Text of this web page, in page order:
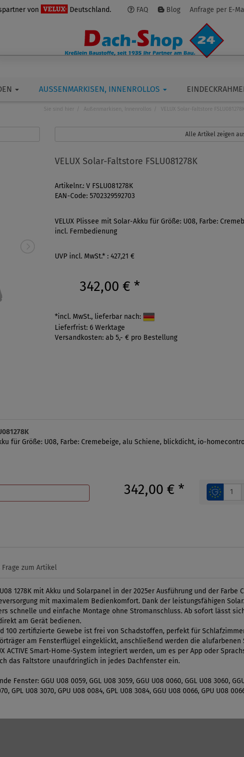
von Deutschland. FAQ Blog Anfrage per E-
AUSSENMARKISEN, INNENROLLOS
Sie sind hier Außenmarkisen, Innenrollos VELUX Solar-Faltstore
Alle Artikel zeigen
VELUX Solar-Faltstore FSLU081278K
Artikelnr.: V FSLU081278K
EAN-Code: 5702329592703
VELUX Plissee mit Solar-Akku für Größe: U08, Farbe:
incl. Fernbedienung
UVP incl. MwSt.* : 427,21 €
342,00 € *
*incl. MwSt., lieferbar nach:
Lieferfrist: 6 Werktage
Versandkosten: ab 5,- € pro Bestellung
für Größe: U08, Farbe: Cremebeige, alu Schiene, blickdicht, io-
342,00 € *
Frage zum Artikel
1278K mit Akku und Solarpanel in der 2025er Ausführung und der
mit maximalem Bedienkomfort. Dank der leistungsfähigen
schnelle und einfache Montage ohne Stromanschluss. Ab sofort lässt
am Gerät bedienen.
100 zertifizierte Gewebe ist frei von Schadstoffen, perfekt für
am Fensterflügel eingeklickt, anschließend werden die
ACTIVE Smart-Home-System integriert werden, um es per App oder
das Faltstore unaufdringlich in jedes Dachfenster ein.
GGU U08 0059, GGL U08 3059, GGU U08 0060, GGL U08 3060,
GPL U08 3070, GPU U08 0084, GPL U08 3084, GGU U08 0066, GPU U08